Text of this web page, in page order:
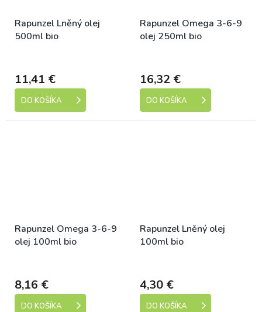
Rapunzel Lněný olej
500ml bio
11,41 €
DO KOŠÍKA
Rapunzel Omega 3-6-9
olej 250ml bio
16,32 €
DO KOŠÍKA
Rapunzel Omega 3-6-9
olej 100ml bio
8,16 €
DO KOŠÍKA
Rapunzel Lněný olej
100ml bio
4,30 €
DO KOŠÍKA